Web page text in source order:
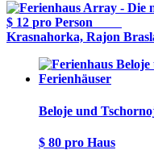
$ 12 pro Person
Krasnahorka, Rajon
Beloje und
$ 80 pro Haus